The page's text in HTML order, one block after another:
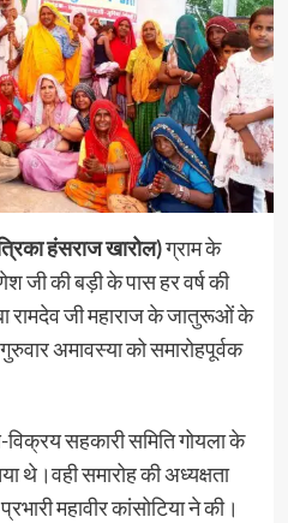
हंसराज खारोल)ग्राम के
जी की बड़ी के पास हर वर्ष की
रामदेव जी महाराज के जातुरूओं के
अमावस्या को समारोहपूर्वक
सहकारी समिति गोयला के
थे।वही समारोह की अध्यक्षता
महावीर कांसोटिया ने की।